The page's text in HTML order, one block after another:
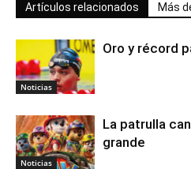
Artículos relacionados Más
Noticias
Oro y récord
Noticias
La patrulla
grande